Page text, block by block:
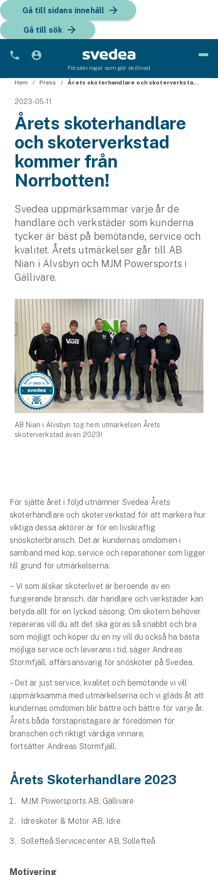
Gå till sidans innehåll
Gå till sök
Försäkringar som gör skillnad
Bil
Bilförsäkring
Bilförsäkring för företag
Fordon
Snöskoterförsäkring
Släpvagnsförsäkring
Husvagnsförsäkring
Motorcykel
Mc-försäkring
Märkesförsäkringar
Båt
Båtförsäkring
Märkesförsäkringar
Vattenskoterförsäkring
Sportfiskarna
Djur
Djurförsäkring
Hem & hus
Hemförsäkring
Bostadsrättsförsäkring
Hyresrättsförsäkring
Fritidshusförsäkring
Företag
Företagsförsäkring
Bilförsäkring för företag
Släpvagnsförsäkring
Försäkring via förmedlare
AB Nian i Älvsbyn tog hem utmärkelsen Årets
skoterverkstad även 2023!
Hem Press Årets skoterhandlare och skoterverkstad kommer från Norrbotten!
2023-05-11
Årets skoterhandlare
och skoterverkstad
kommer från
Norrbotten!
Svedea uppmärksammar varje år de
handlare och verkstäder som kunderna
tycker är bäst på bemötande, service och
kvalitet. Årets utmärkelser går till AB
Nian i Älvsbyn och MJM Powersports i
Gällivare.
För sjätte året i följd utnämner Svedea Årets
skoterhandlare och skoterverkstad för att markera hur
viktiga dessa aktörer är för en livskraftig
snöskoterbransch. Det är kundernas omdömen i
samband med köp, service och reparationer som ligger
till grund för utmärkelserna.
– Vi som älskar skoterlivet är beroende av en
fungerande bransch, där handlare och verkstäder kan
betyda allt för en lyckad säsong. Om skotern behöver
repareras vill du att det ska göras så snabbt och bra
som möjligt och köper du en ny vill du också ha bästa
möjliga service och leverans i tid, säger Andreas
Stormfjäll, affärsansvarig för snöskoter på Svedea.
– Det är just service, kvalitet och bemötande vi vill
uppmärksamma med utmärkelserna och vi gläds åt att
kundernas omdömen blir bättre och bättre för varje år.
Årets båda förstapristagare är föredömen för
branschen och riktigt värdiga vinnare,
fortsätter Andreas Stormfjäll.
Årets Skoterhandlare 2023
MJM Powersports AB, Gällivare
Idreskoter & Motor AB, Idre
Sollefteå Servicecenter AB, Sollefteå
Motivering